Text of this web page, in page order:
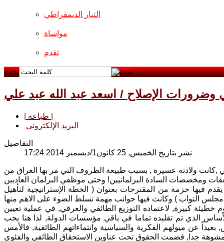
التيار الديمقراطي
مواساة
تقدم
بحث
وضرورات الإصلاح / اسعد عبد الله عبد علي
البريد الإلكتروني
التفاصيل
نشر بتاريخ الخميس, 25 كانون1/ديسمبر 2014 17:24
,كانت ولادته عسيرة , بسبب طبيعة الظروف التي مر بها العراق من
فيها حزمة من المقترحات بعنوان ( الخطة الإستراتيجية لتأهيل
خطيئة كبيرة, لاعتماده التوزيع الطائفي والعرقي, في عملية تعيين
الذي تم تقليده تماما في باقي مؤسسات الدولة, لذا هنا يجب
عن ميولهم الفكرية والسياسية وانتماءاتهم الطائفية, فالأمس